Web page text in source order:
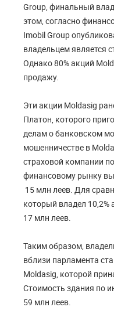
Group, финальный
этом, согласно
Imobil Group
владельцем является
Однако 80% акций
продажу.
Эти акции Moldasig
Платон, которого
делам о банковском
мошенничестве в
страховой компании
финансовому рынку
15 млн леев. Для
который владел 10,2%
17 млн леев.
Таким образом,
вблизи парламента
Moldasig, которой
Стоимость здания по
59 млн леев.